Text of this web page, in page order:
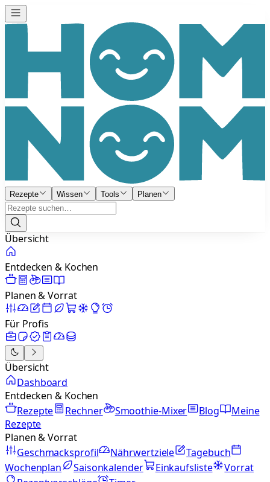
Rezepte Wissen Tools Planen
Übersicht
Entdecken & Kochen
Planen & Vorrat
Für Profis
Übersicht
Dashboard
Entdecken & Kochen
Rezepte
Rechner Smoothie-Mixer Blog
Meine
Rezepte
Planen & Vorrat
Geschmacksprofil
Nährwertziele
Tagebuch
Wochenplan
Saisonkalender Einkaufsliste
Vorrat